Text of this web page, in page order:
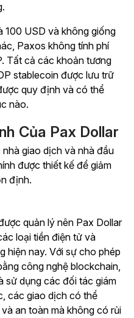
100 USD và không giống
Paxos không tính phí
Tất cả các khoản tương
stablecoin được lưu trữ
quy định và có thể
nào.
Của Pax Dollar
giao dịch và nhà đầu
được thiết kế để giảm
định.
quản lý nên Pax Dollar
loại tiền điện tử và
hiện nay. Với sự cho phép
công nghệ blockchain,
sử dụng các đối tác giám
các giao dịch có thể
an toàn mà không có rủi